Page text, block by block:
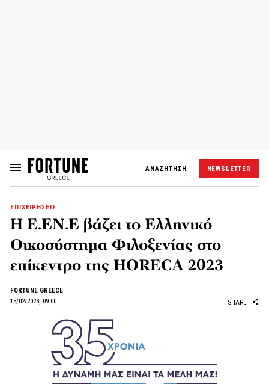
ΑΝΑΖΗΤΗΣΗ NEWSLETTER
ΕΠΙΧΕΙΡΗΣΕΙΣ
Η Ε.ΕΝ.Ε βάζει το Ελληνικό
Οικοσύστημα Φιλοξενίας στο
επίκεντρο της HORECA 2023
FORTUNE GREECE
15/02/2023, 09:00
SHARE